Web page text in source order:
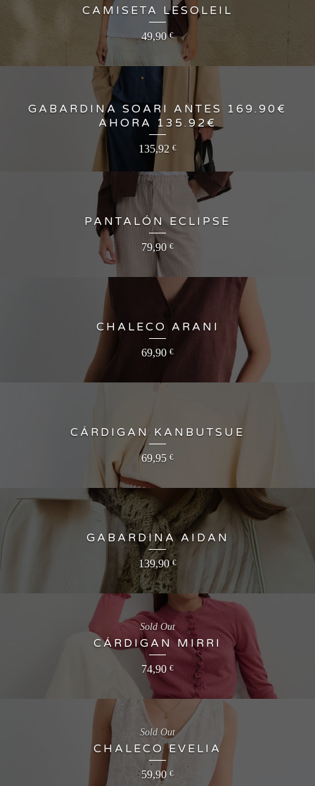
CAMISETA LESOLEIL
49,90€
GABARDINA SOARI ANTES 169.90€
AHORA 135.92€
135,92 €
PANTALÓN ECLIPSE
79,90 €
CHALECO ARANI
69,90 €
CÁRDIGAN KANBUTSUE
69,95 €
GABARDINA AIDAN
139,90€
CÁRDIGAN MIRRI
74,90 €
Sold Out
CHALECO EVELIA
59,90 €
Sold Out